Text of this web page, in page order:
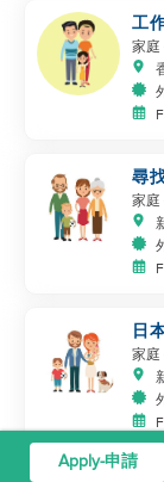
工
洗
家庭
尋
家庭
日
家庭
Apply-申請